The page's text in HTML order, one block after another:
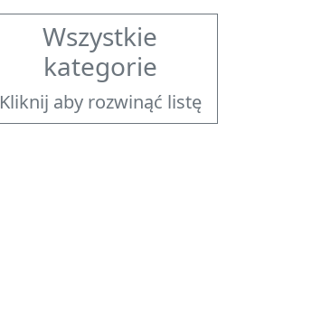
Wszystkie
kategorie
Kliknij aby rozwinąć listę